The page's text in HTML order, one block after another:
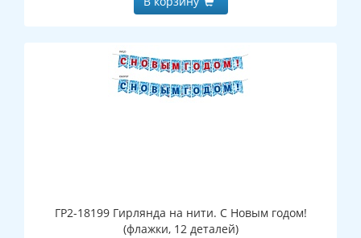
ГР2-18199 Гирлянда на нити. С Новым годом!
(флажки, 12 деталей)